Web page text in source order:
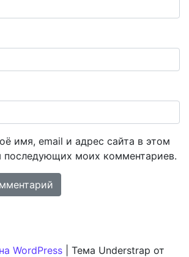
имя, email и адрес сайта в этом
последующих моих комментариев.
WordPress Тема Understrap от